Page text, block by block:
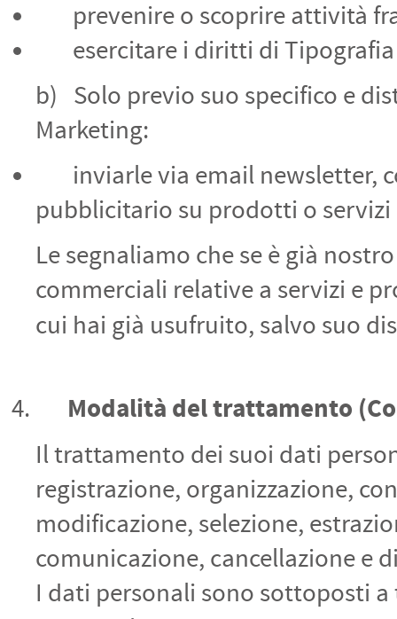
prevenire o scoprire attività
esercitare i diritti di Tipografia
b) Solo previo suo specifico e
Marketing:
inviarle via email newsletter,
pubblicitario su prodotti o
Le segnaliamo che se è già
commerciali relative a servizi e
cui hai già usufruito, salvo suo
Modalità del trattamento
Il trattamento dei suoi dati
registrazione, organizzazione,
modificazione, selezione,
comunicazione, cancellazione e
I dati personali sono sottoposti